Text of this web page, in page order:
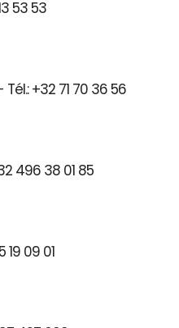
53 53
+32 71 70 36 56
496 38 01 85
09 01